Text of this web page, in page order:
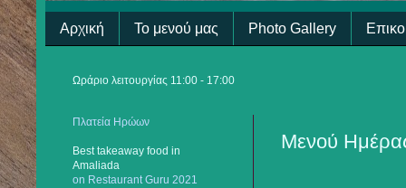
Αρχική Το μενού μας Photo Gallery
Ωράριο λειτουργίας 11:00 - 17:00
Μενού
Πλατεία Ηρώων
Best takeaway food in
Amaliada
on Restaurant Guru 2021